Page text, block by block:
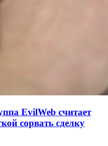
EvilWeb считает
сорвать сделку